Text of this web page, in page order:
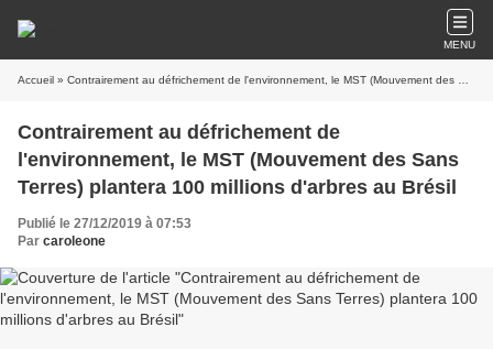
MENU
Accueil » Contrairement au défrichement de l'environnement, le MST (Mouvement des Sans Terres) plantera 100 millions d'arbres au Brésil
Contrairement au défrichement de
l'environnement, le MST (Mouvement des Sans
Terres) plantera 100 millions d'arbres au Brésil
Publié le 27/12/2019 à 07:53
Par caroleone